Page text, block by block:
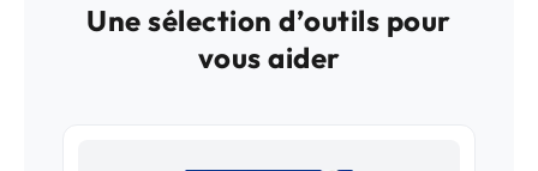
Une sélection d’outils pour
vous aider